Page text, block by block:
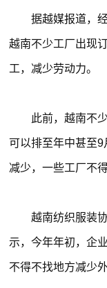
据越媒报道，
越南不少工厂出现
工，减少劳动力。
此前，越南不
可以排至年中甚至
减少，一些工厂不
越南纺织服装
示，今年年初，企
不得不找地方减少外